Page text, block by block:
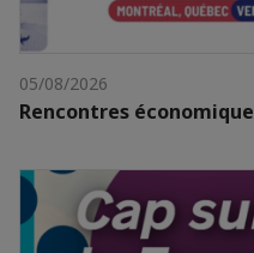
05/08/2026
Rencontres